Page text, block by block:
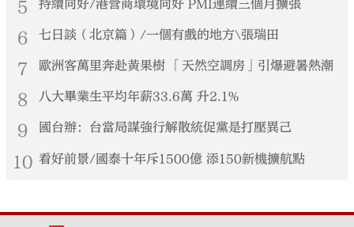
5 持續向好/港營商環境向好 PMI連續三個月擴張
6 七日談（北京篇）/一個有戲的地方\張瑞田
7 歐洲客萬里奔赴黃果樹 「天然空調房」引爆避暑熱潮
8 八大畢業生平均年薪33.6萬 升2.1%
9 國台辦：台當局謀強行解散統促黨是打壓異己
10 看好前景/國泰十年斥1500億 添150新機擴航點